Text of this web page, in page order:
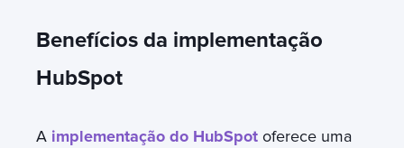
Benefícios da implementação
HubSpot
A implementação do HubSpot oferece uma